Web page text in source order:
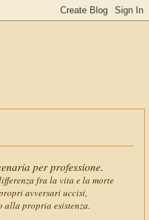
per professione.
fra la vita e la morte
avversari uccisi,
alla propria esistenza.